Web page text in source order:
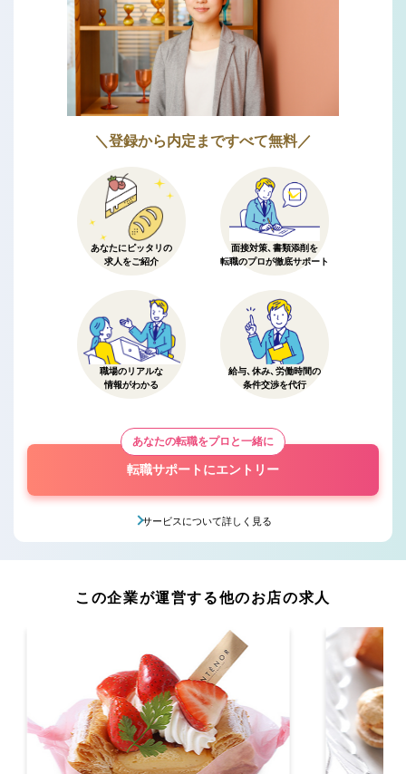
＼登録から内定まですべて無料／
あなたにピッタリの
求人をご紹介
面接対策、書類添削を
転職のプロが徹底サポート
職場のリアルな
情報がわかる
給与、休み、労働時間の
条件交渉を代行
あなたの転職をプロと一緒に
転職サポートにエントリー
サービスについて詳しく見る
この企業が運営する他のお店の求人